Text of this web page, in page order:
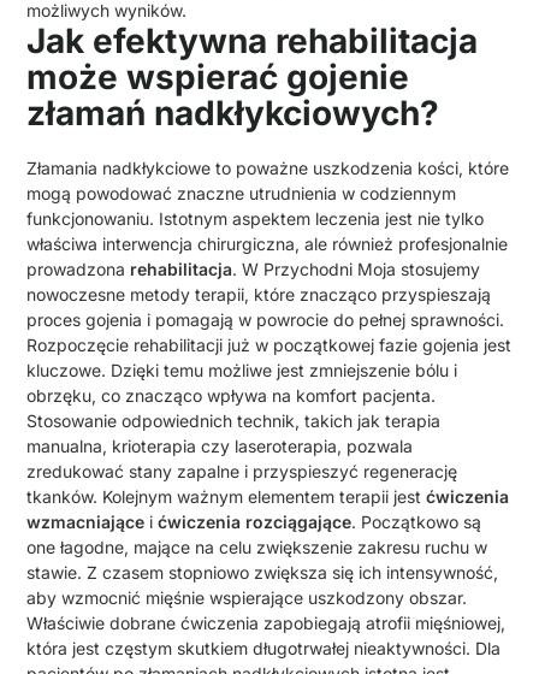
możliwych wyników.
Jak efektywna rehabilitacja
może wspierać gojenie
złamań nadkłykciowych?
Złamania nadkłykciowe to poważne uszkodzenia kości, które
mogą powodować znaczne utrudnienia w codziennym
funkcjonowaniu. Istotnym aspektem leczenia jest nie tylko
właściwa interwencja chirurgiczna, ale również profesjonalnie
prowadzona rehabilitacja. W Przychodni Moja stosujemy
nowoczesne metody terapii, które znacząco przyspieszają
proces gojenia i pomagają w powrocie do pełnej sprawności.
Rozpoczęcie rehabilitacji już w początkowej fazie gojenia jest
kluczowe. Dzięki temu możliwe jest zmniejszenie bólu i
obrzęku, co znacząco wpływa na komfort pacjenta.
Stosowanie odpowiednich technik, takich jak terapia
manualna, krioterapia czy laseroterapia, pozwala
zredukować stany zapalne i przyspieszyć regenerację
tkanków. Kolejnym ważnym elementem terapii jestćwiczenia
wzmacniające ićwiczenia rozciągające. Początkowo są
one łagodne, mające na celu zwiększenie zakresu ruchu w
stawie. Z czasem stopniowo zwiększa się ich intensywność,
aby wzmocnić mięśnie wspierające uszkodzony obszar.
Właściwie dobrane ćwiczenia zapobiegają atrofii mięśniowej,
która jest częstym skutkiem długotrwałej nieaktywności. Dla